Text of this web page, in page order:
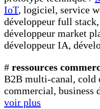
IoT, logiciel, service
développeur full
développeur market
développeur IA,
# ressources
B2B multi-canal, cold
commercial, business
voir plus